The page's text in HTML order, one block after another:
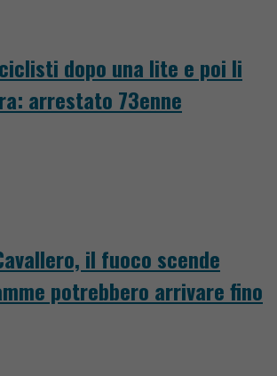
dopo una lite e poi li
arrestato 73enne
il fuoco scende
potrebbero arrivare fino